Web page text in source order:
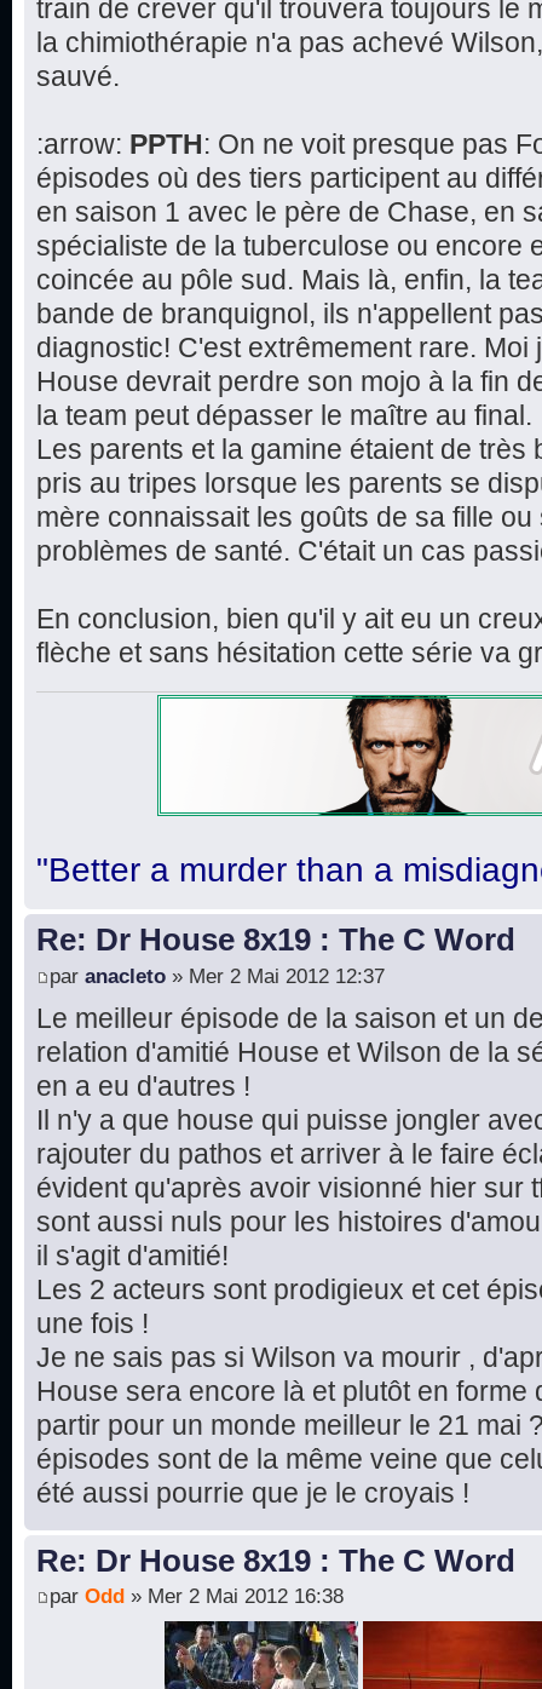
train de crever qu'il trouvera toujours le
la chimiothérapie n'a pas achevé
sauvé.
:arrow: PPTH: On ne voit presque pas
épisodes où des tiers participent au
en saison 1 avec le père de Chase, en
spécialiste de la tuberculose ou encore
coincée au pôle sud. Mais là, enfin, la
bande de branquignol, ils n'appellent
diagnostic! C'est extrêmement rare. Moi
House devrait perdre son mojo à la fin
la team peut dépasser le maître au final.
Les parents et la gamine étaient de très
pris au tripes lorsque les parents se
mère connaissait les goûts de sa fille
problèmes de santé. C'était un cas
En conclusion, bien qu'il y ait eu un
flèche et sans hésitation cette série va
"Better a murder than a
Re: Dr House 8x19 : The C Word
par anacleto » Mer 2 Mai 2012 12:37
Le meilleur épisode de la saison et un
relation d'amitié House et Wilson de la
en a eu d'autres !
Il n'y a que house qui puisse jongler
rajouter du pathos et arriver à le faire
évident qu'après avoir visionné hier sur
sont aussi nuls pour les histoires
il s'agit d'amitié!
Les 2 acteurs sont prodigieux et cet
une fois !
Je ne sais pas si Wilson va mourir ,
House sera encore là et plutôt en forme
partir pour un monde meilleur le 21 mai
épisodes sont de la même veine que
été aussi pourrie que je le croyais !
Re: Dr House 8x19 : The C Word
par Odd » Mer 2 Mai 2012 16:38